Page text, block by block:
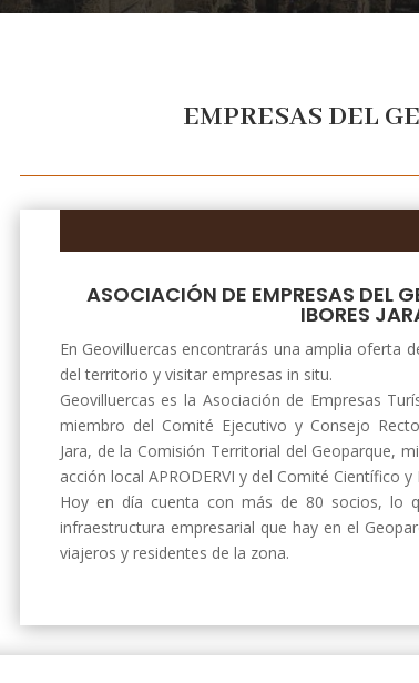
EMPRESAS DEL
ASOCIACIÓN DE EMPRESAS DEL
IBORES
En Geovilluercas encontrarás una amplia oferta
del territorio y visitar empresas in situ.
Geovilluercas es la Asociación de Empresas
miembro del Comité Ejecutivo y Consejo
Jara, de la Comisión Territorial del Geoparque,
acción local APRODERVI y del Comité Científico
Hoy en día cuenta con más de 80 socios, lo
infraestructura empresarial que hay en el
viajeros y residentes de la zona.